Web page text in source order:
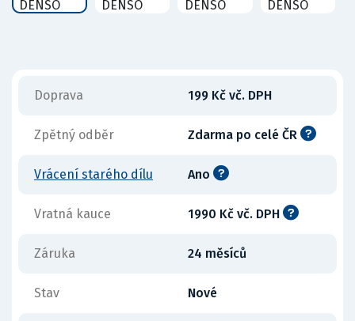
Doprava 199 Kč vč. DPH
Zpětný odběr Zdarma po celé ČR
Vrácení starého dílu Ano
Vratná kauce 1990 Kč vč. DPH
Záruka 24 měsíců
Stav Nové